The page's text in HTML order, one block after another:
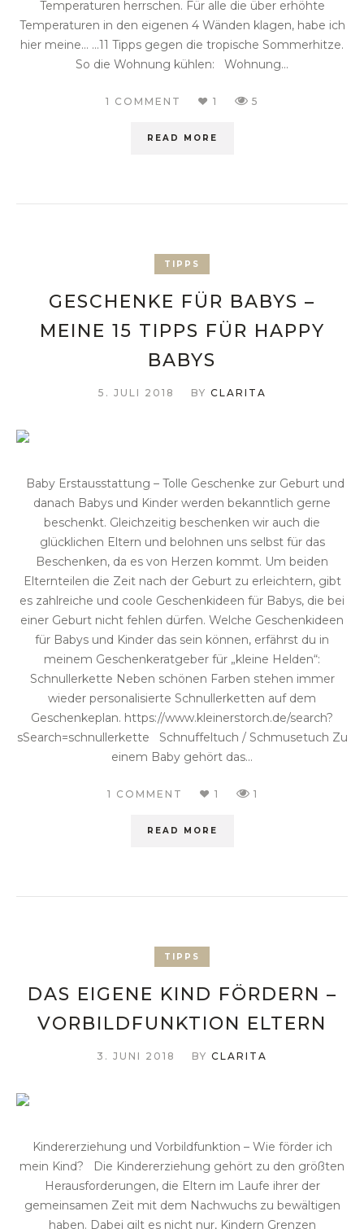
Temperaturen herrschen. Für alle die über erhöhte
Temperaturen in den eigenen 4 Wänden klagen, habe ich
hier meine… …11 Tipps gegen die tropische Sommerhitze.
So die Wohnung kühlen: Wohnung...
1 COMMENT 1 5
READ MORE
TIPPS
GESCHENKE FÜR BABYS –
MEINE 15 TIPPS FÜR HAPPY
BABYS
5. JULI 2018 BY CLARITA
Baby Erstausstattung – Tolle Geschenke zur Geburt und
danach Babys und Kinder werden bekanntlich gerne
beschenkt. Gleichzeitig beschenken wir auch die
glücklichen Eltern und belohnen uns selbst für das
Beschenken, da es von Herzen kommt. Um beiden
Elternteilen die Zeit nach der Geburt zu erleichtern, gibt
es zahlreiche und coole Geschenkideen für Babys, die bei
einer Geburt nicht fehlen dürfen. Welche Geschenkideen
für Babys und Kinder das sein können, erfährst du in
meinem Geschenkeratgeber für „kleine Helden“:
Schnullerkette Neben schönen Farben stehen immer
wieder personalisierte Schnullerketten auf dem
Geschenkeplan. https://www.kleinerstorch.de/search?
sSearch=schnullerkette Schnuffeltuch / Schmusetuch Zu
einem Baby gehört das...
1 COMMENT 1 1
READ MORE
TIPPS
DAS EIGENE KIND FÖRDERN –
VORBILDFUNKTION ELTERN
3. JUNI 2018 BY CLARITA
Kindererziehung und Vorbildfunktion – Wie förder ich
mein Kind? Die Kindererziehung gehört zu den größten
Herausforderungen, die Eltern im Laufe ihrer der
gemeinsamen Zeit mit dem Nachwuchs zu bewältigen
haben. Dabei gilt es nicht nur, Kindern Grenzen